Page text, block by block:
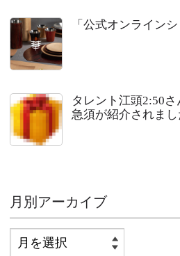
「公式オンライン
タレント江頭2:50
急須が紹介されまし
月別アーカイブ